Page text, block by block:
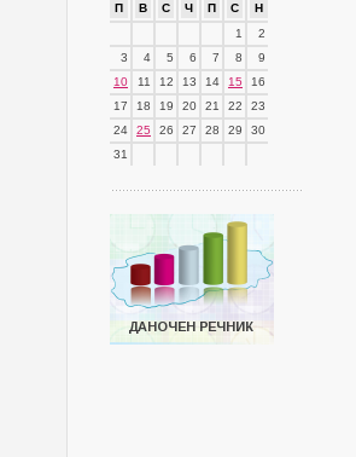
П В С Ч П С
Н
1
2
3
4 5 6 7 8
9
10
11 12 13 14 15
16
17
18 19 20 21 22
23
24
25 26 27 28 29
30
31